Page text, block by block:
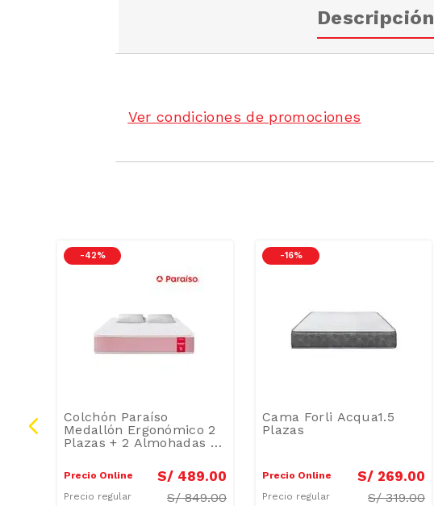
Descripción
Ver condiciones de promociones
-42 %
Colchón Paraíso
Medallón Ergonómico 2
Plazas + 2 Almohadas +
Precio Online S/ 489.00
Precio regular S/849.00
-16 %
Cama Forli Acqua1.5
Plazas
Precio Online S/ 269.00
Precio regular S/319.00